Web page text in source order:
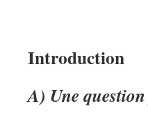
Introduction
A) Une question